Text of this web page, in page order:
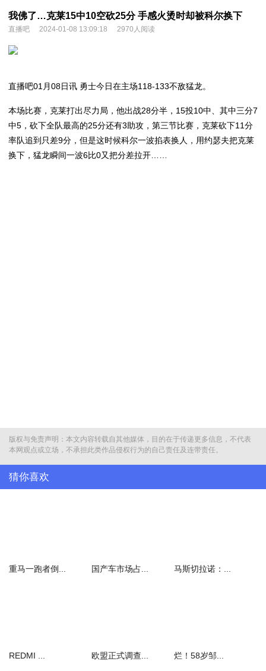
我佛了…克莱15中10空砍25分 手感火烫时却被科尔换下
直播吧 2024-01-08 13:09:18 2970人阅读
直播吧01月08日讯 勇士今日在主场118-133不敌猛龙。
本场比赛，克莱打出尽力局，他出战28分半，15投10中、其中三分7
中5，砍下全队最高的25分还有3助攻，第三节比赛，克莱砍下11分
率队追到只差9分，但是这时候科尔一波掐表换人，用约瑟夫把克莱
换下，猛龙瞬间一波6比0又把分差拉开……
版权与免责声明：本文内容转载自其他媒体，目的在于传递更多信息，不代表
本网观点或立场，不承担此类作品侵权行为的自己责任及连带责任。
猜你喜欢
重马一跑者倒... 国产车市场占... 马斯切拉诺：...
REDMI ... 欧盟正式调查... 烂！58岁邹...